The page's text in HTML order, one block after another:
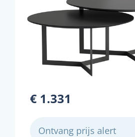
€ 1.331
Ontvang prijs alert